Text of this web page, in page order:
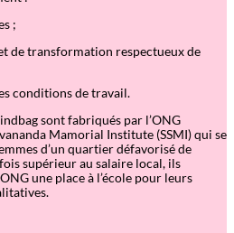
;
de transformation respectueux de
conditions de travail.
sont fabriqués par l’ONG
Mamorial Institute (SSMI) qui se
d’un quartier défavorisé de
supérieur au salaire local, ils
une place à l’école pour leurs